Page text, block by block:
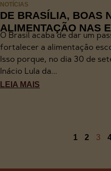
NOTÍCIAS
DE BRASÍLIA, BOAS
ALIMENTAÇÃO NAS
O Brasil acaba de dar um
fortalecer a alimentação
Isso porque, no dia 30 de
Inácio Lula da...
LEIA MAIS
1 2 3